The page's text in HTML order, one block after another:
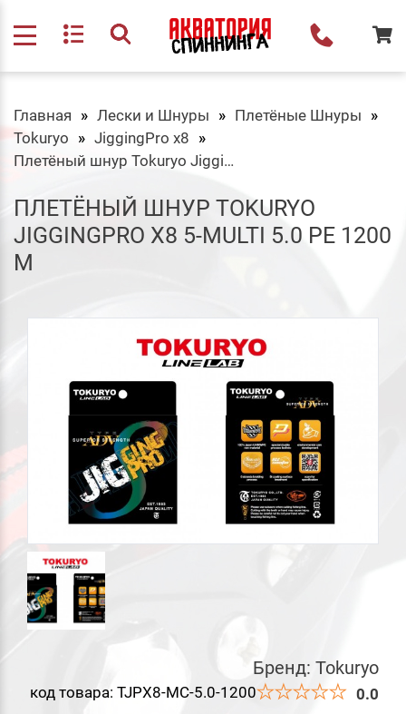
Главная Лески и Шнуры
Плетёные Шнуры
Tokuryo
JiggingPro x8
Плетёный шнур Tokuryo JiggingPro X8 5-multi 5.0 PE 1200 m
ПЛЕТЁНЫЙ ШНУР TOKURYO
JIGGINGPRO X8 5-MULTI 5.0 PE 1200
M
Бренд: Tokuryo
код товара: TJPX8-MC-5.0-1200 0.0